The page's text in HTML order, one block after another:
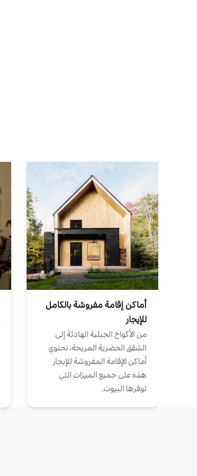
أماكن إقامة مفروشة بالكامل
للإيجار
من الأكواخ الجبلية الهادئة إلى
الشقق الحضرية المريحة، تحتوي
أماكن الإقامة المفروشة للإيجار
هذه على جميع الميزات التي
توفرها البيوت.